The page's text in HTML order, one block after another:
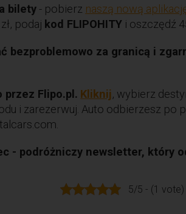
bilety - pobierz naszą nową
podaj kod FLIPOHITY i oszczędź
bezproblemowo za granicą i
przez Flipo.pl. Kliknij, wybierz
i zarezerwuj. Auto odbierzesz po
- podróżniczy newsletter, który
5/5 - (1 vote)